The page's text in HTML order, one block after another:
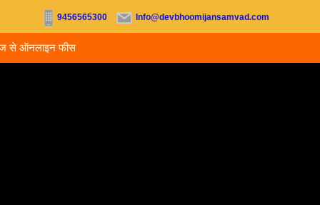
9456565300 Info@devbhoomijansamvad.com
से ऑनलाइन फीस